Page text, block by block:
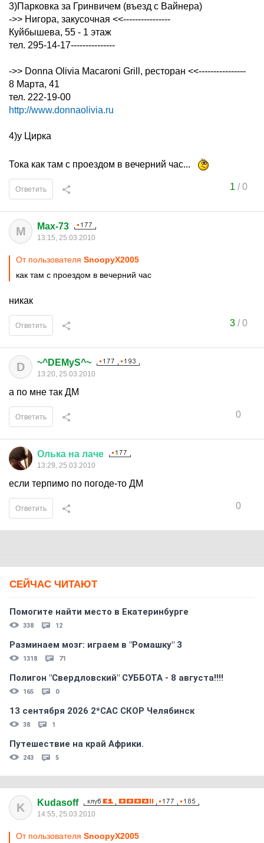
3)Парковка за Гринвичем (въезд с Вайнера)
->> Нигора, закусочная <<----------------
Куйбышева, 55 - 1 этаж
тел. 295-14-17---------------
->> Donna Olivia Macaroni Grill, ресторан <<----------------
8 Марта, 41
тел. 222-19-00
http://www.donnaolivia.ru
4)у Цирка
Тока как там с проездом в вечерний час...
1 /0
Ответить
M Max-73
13:15, 25.03.2010
От пользователя SnoopyX2005
как там с проездом в вечерний час
никак
3/0
Ответить
D ~^DEMyS^~
13:20, 25.03.2010
а по мне так ДМ
0
Ответить
Олька на лаче
13:29, 25.03.2010
если терпимо по погоде-то ДМ
0
Ответить
СЕЙЧАС ЧИТАЮТ
Помогите найти место в Екатеринбурге
338 12
Разминаем мозг: играем в "Ромашку" 3
1318 71
Полигон "Свердловский" СУББОТА - 8 августа!!!!
165 0
13 сентября 2026 2*CAC СКОР Челябинск
38 1
Путешествие на край Африки.
243 5
K Kudasoff
14:55, 25.03.2010
От пользователя SnoopyX2005